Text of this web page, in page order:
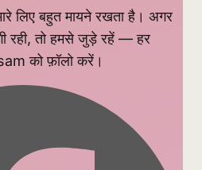
लिए बहुत मायने रखता है। अगर
रही, तो हमसे जुड़े रहें — हर
को फ़ॉलो करें।